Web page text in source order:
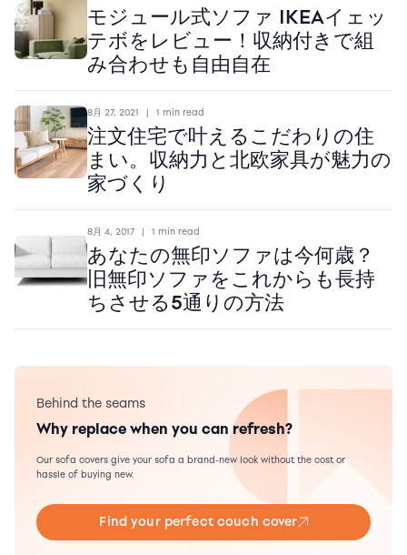
モジュール式ソファ IKEAイェッ
テボをレビュー！収納付きで組
み合わせも自由自在
8月 27, 2021 | 1 min read
注文住宅で叶えるこだわりの住
まい。収納力と北欧家具が魅力の
家づくり
8月 4, 2017 | 1 min read
あなたの無印ソファは今何歳？
旧無印ソファをこれからも長持
ちさせる5通りの方法
Behind the seams
Why replace when you can refresh?
Our sofa covers give your sofa a brand-new look without the cost or
hassle of buying new.
Find your perfect couch cover